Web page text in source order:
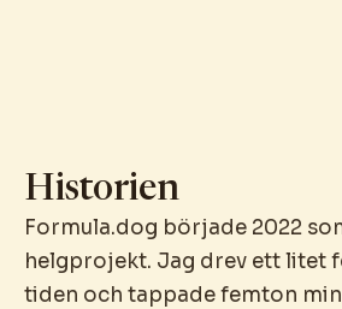
Historien
Formula.dog började 2022
helgprojekt. Jag drev ett litet
tiden och tappade femton